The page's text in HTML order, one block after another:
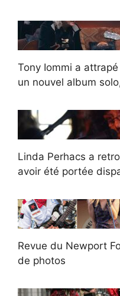
Tony Iommi a
un nouvel album
Linda Perhacs a
avoir été portée
Revue du Newport
de photos